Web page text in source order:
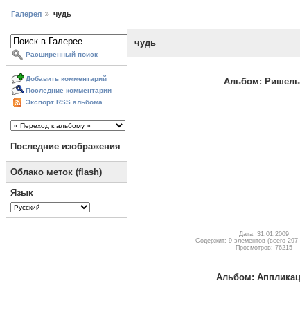
Галерея чудь
Расширенный поиск
Добавить комментарий
Последние комментарии
Экспорт RSS альбома
Последние изображения
Облако меток (flash)
Язык
чудь
Альбом:
Дата: 31.01.2009
Содержит: 9 элементов (всего 297
Просмотров: 76215
Альбом: